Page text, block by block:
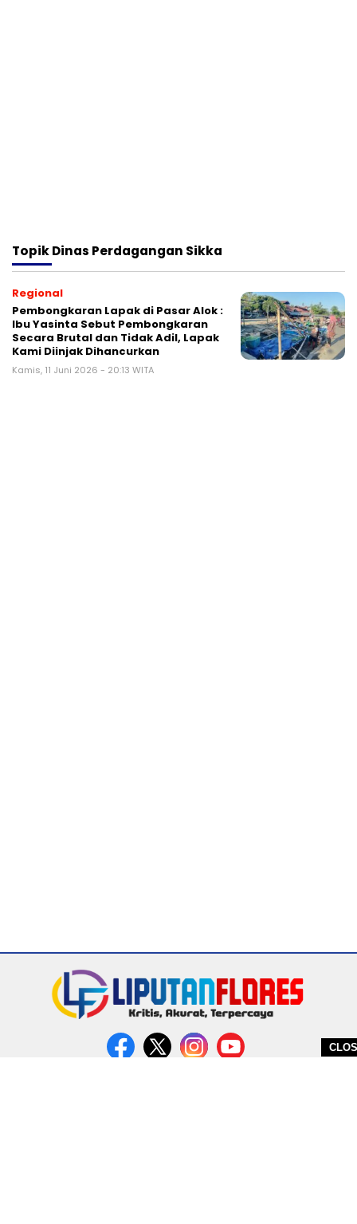
TopikDinas Perdagangan Sikka
Regional
Pembongkaran Lapak di Pasar Alok :
Ibu Yasinta Sebut Pembongkaran
Secara Brutal dan Tidak Adil, Lapak
Kami Diinjak Dihancurkan
Kamis, 11 Juni 2026 - 20:13 WITA